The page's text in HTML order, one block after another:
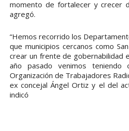
momento de fortalecer y crecer
agregó.
“Hemos recorrido los
que municipios cercanos como
crear un frente de gobernabilidad
año pasado venimos teniendo
Organización de Trabajadores
ex concejal Ángel Ortiz y el del
indicó